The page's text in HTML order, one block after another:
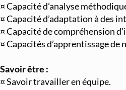
¤ Capacité d’analyse
¤ Capacité d’adaptation à des
¤ Capacité de compréhension
¤ Capacités d’apprentissage
Savoir être :
¤ Savoir travailler en équipe.